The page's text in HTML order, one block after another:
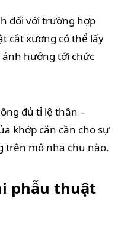
đối với trường hợp
cắt xương có thể lấy
hưởng tới chức
đủ tỉ lệ thân –
khớp cắn cần cho sự
trên mô nha chu nào.
phẫu thuật